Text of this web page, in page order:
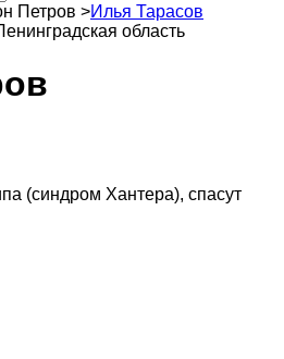
Петров >Илья Тарасов
область
(синдром Хантера), спасут